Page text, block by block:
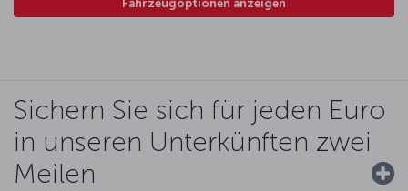
Fahrzeugoptionen anzeigen
Sichern Sie sich für jeden Euro
in unseren Unterkünften zwei
Meilen